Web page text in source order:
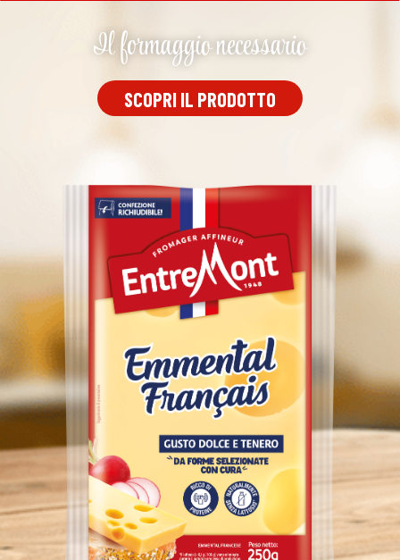
Il formaggio necessario
SCOPRI IL PRODOTTO